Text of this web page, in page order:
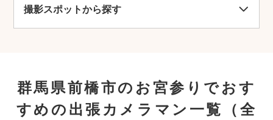
撮影スポットから探す
群馬県前橋市のお宮参りでおす
すめの出張カメラマン一覧
（全